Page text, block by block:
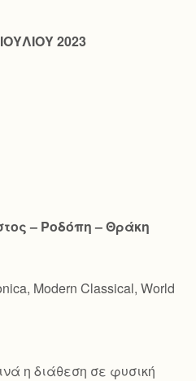
2023
– Ροδόπη – Θράκη
Modern Classical, World
η διάθεση σε φυσική